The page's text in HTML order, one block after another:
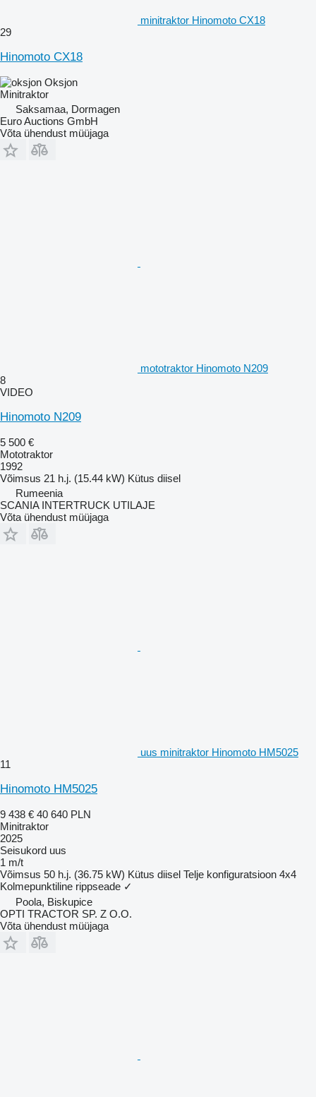
minitraktor Hinomoto CX18
29
Hinomoto CX18
Oksjon
Minitraktor
Saksamaa, Dormagen
Euro Auctions GmbH
Võta ühendust müüjaga
mototraktor Hinomoto N209
8
VIDEO
Hinomoto N209
5 500 €
Mototraktor
1992
Võimsus 21 h.j. (15.44 kW) Kütus diisel
Rumeenia
SCANIA INTERTRUCK UTILAJE
Võta ühendust müüjaga
uus minitraktor Hinomoto HM5025
11
Hinomoto HM5025
9 438 € 40 640 PLN
Minitraktor
2025
Seisukord uus
1 m/t
Võimsus 50 h.j. (36.75 kW) Kütus diisel Telje konfiguratsioon 4x4
Kolmepunktiline rippseade ✓
Poola, Biskupice
OPTI TRACTOR SP. Z O.O.
Võta ühendust müüjaga